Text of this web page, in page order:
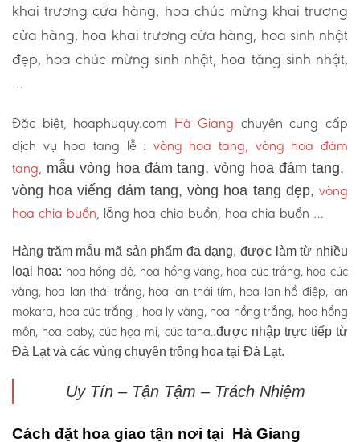
khai trương cửa hàng, hoa chúc mừng khai trương
cửa hàng, hoa khai trương cửa hàng, hoa sinh nhật
đẹp, hoa chúc mừng sinh nhật, hoa tặng sinh nhật,
…
Đặc biệt, hoaphuquy.com Hà Giang chuyên cung cấp
dịch vụ hoa tang lễ : vòng hoa tang, vòng hoa đám
tang, mẫu vòng hoa đám tang, vòng hoa đám tang,
vòng hoa viếng đám tang, vòng hoa tang đẹp, vòng
hoa chia buồn, lẵng hoa chia buồn, hoa chia buồn …
Hàng trăm mẫu mã sản phẩm đa dạng, được làm từ nhiều
loại hoa: hoa hồng đỏ, hoa hồng vàng, hoa cúc trắng, hoa cúc
vàng, hoa lan thái trắng, hoa lan thái tím, hoa lan hồ điệp, lan
mokara, hoa cúc trắng , hoa ly vàng, hoa hồng trắng, hoa hồng
môn, hoa baby, cúc họa mi, cúc tana..được nhập trực tiếp từ
Đà Lạt và các vùng chuyên trồng hoa tại Đà Lạt.
Uy Tín – Tận Tậm – Trách Nhiệm
Cách đặt hoa giao tận nơi tại Hà Giang